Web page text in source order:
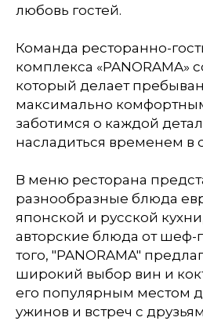
любовь гостей.
Команда ресторанно-
комплекса «PANORAMA»
который делает
максимально
заботимся о каждой
насладиться временем в
В меню ресторана
разнообразные блюда
японской и русской
авторские блюда от шеф-
того, "PANORAMA"
широкий выбор вин и
его популярным местом
ужинов и встреч с